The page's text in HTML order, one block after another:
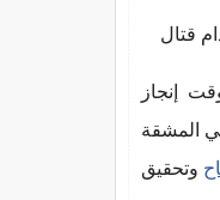
قتال
إنجاز
المشقة
وتحقيق